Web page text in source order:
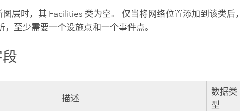
层时，其 Facilities 类为空。 仅当将网络位置添加到该类后，
至少需要一个设施点和一个事件点。
描述
数据类
型